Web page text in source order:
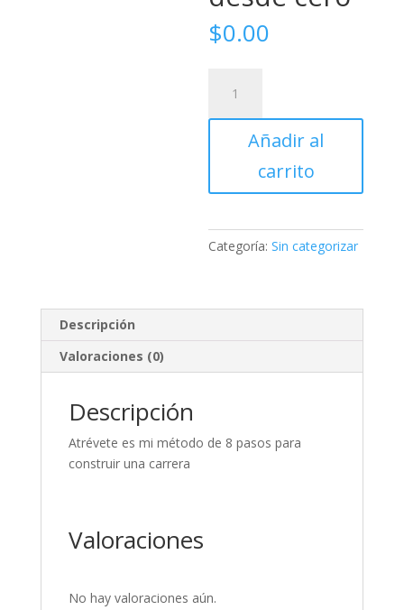
$0.00
construir
Añadir al
carrito
t
e
n
i
:
Categoría:Sin categorizar
Descripción
Valoraciones (0)
Descripción
Atrévete es mi método de 8 pasos para
construir una carrera
Valoraciones
No hay valoraciones aún.